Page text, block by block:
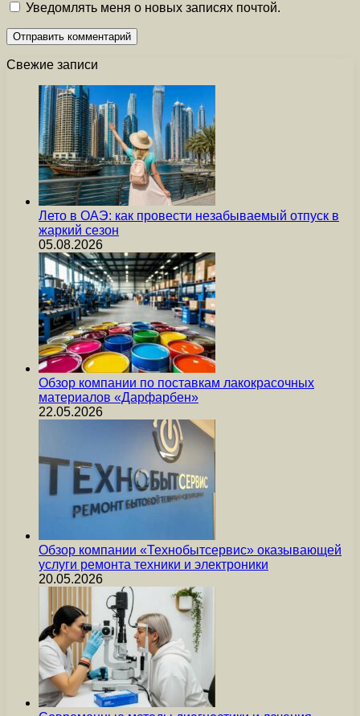
Уведомлять меня о новых записях почтой.
Свежие записи
Лето в ОАЭ: как провести незабываемый отпуск в
жаркий сезон
05.08.2026
Обзор компании по поставкам лакокрасочных
материалов «Дарфарбен»
22.05.2026
Обзор компании «Технобытсервис» оказывающей
услуги ремонта техники и электроники
20.05.2026